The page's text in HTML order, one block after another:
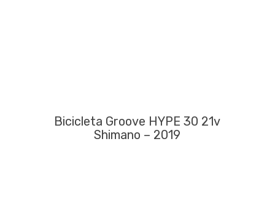
Bicicleta Groove HYPE 30 21v
Shimano – 2019